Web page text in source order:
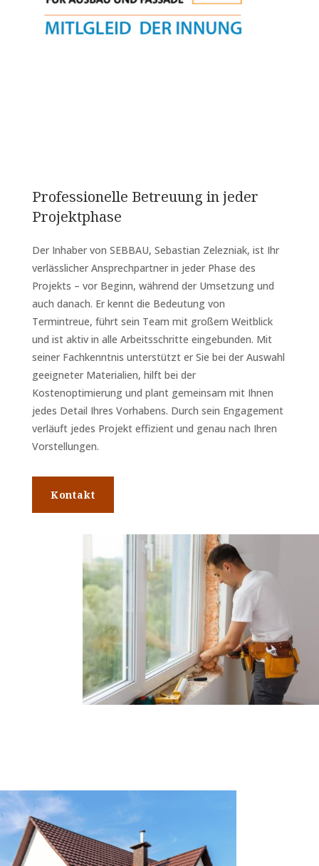
Professionelle Betreuung in jeder
Projektphase
Der Inhaber von SEBBAU, Sebastian Zelezniak, ist Ihr
verlässlicher Ansprechpartner in jeder Phase des
Projekts – vor Beginn, während der Umsetzung und
auch danach. Er kennt die Bedeutung von
Termintreue, führt sein Team mit großem Weitblick
und ist aktiv in alle Arbeitsschritte eingebunden. Mit
seiner Fachkenntnis unterstützt er Sie bei der Auswahl
geeigneter Materialien, hilft bei der
Kostenoptimierung und plant gemeinsam mit Ihnen
jedes Detail Ihres Vorhabens. Durch sein Engagement
verläuft jedes Projekt effizient und genau nach Ihren
Vorstellungen.
Kontakt